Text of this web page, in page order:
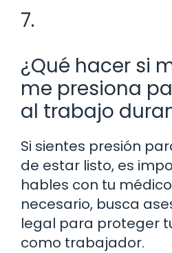
7.
¿Qué hacer si
me presiona
al trabajo
Si sientes presión
de estar listo, es
hables con tu médico
necesario, busca
legal para proteger
como trabajador.